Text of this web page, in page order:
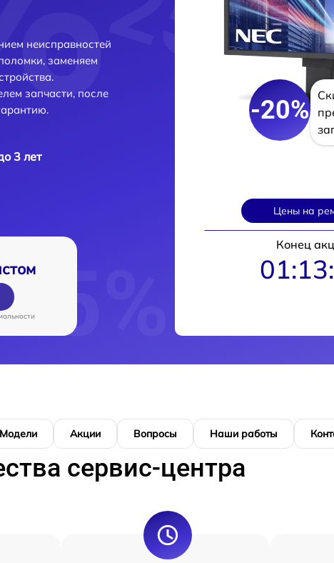
неисправностей
заменяем
запчасти, после
3 лет
-20%
Цены на
Конец
Модели Акции Вопросы Наши работы
сервис-центра